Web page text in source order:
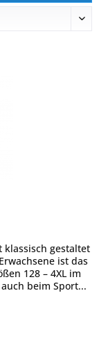
klassisch gestaltet
ist das
128 – 4XL im
beim Sport...